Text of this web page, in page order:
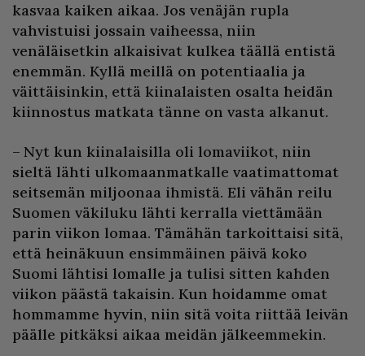
kasvaa kaiken aikaa. Jos venäjän rupla
vahvistuisi jossain vaiheessa, niin
venäläisetkin alkaisivat kulkea täällä entistä
enemmän. Kyllä meillä on potentiaalia ja
väittäisinkin, että kiinalaisten osalta heidän
kiinnostus matkata tänne on vasta alkanut.
– Nyt kun kiinalaisilla oli lomaviikot, niin
sieltä lähti ulkomaanmatkalle vaatimattomat
seitsemän miljoonaa ihmistä. Eli vähän reilu
Suomen väkiluku lähti kerralla viettämään
parin viikon lomaa. Tämähän tarkoittaisi sitä,
että heinäkuun ensimmäinen päivä koko
Suomi lähtisi lomalle ja tulisi sitten kahden
viikon päästä takaisin. Kun hoidamme omat
hommamme hyvin, niin sitä voita riittää leivän
päälle pitkäksi aikaa meidän jälkeemmekin.